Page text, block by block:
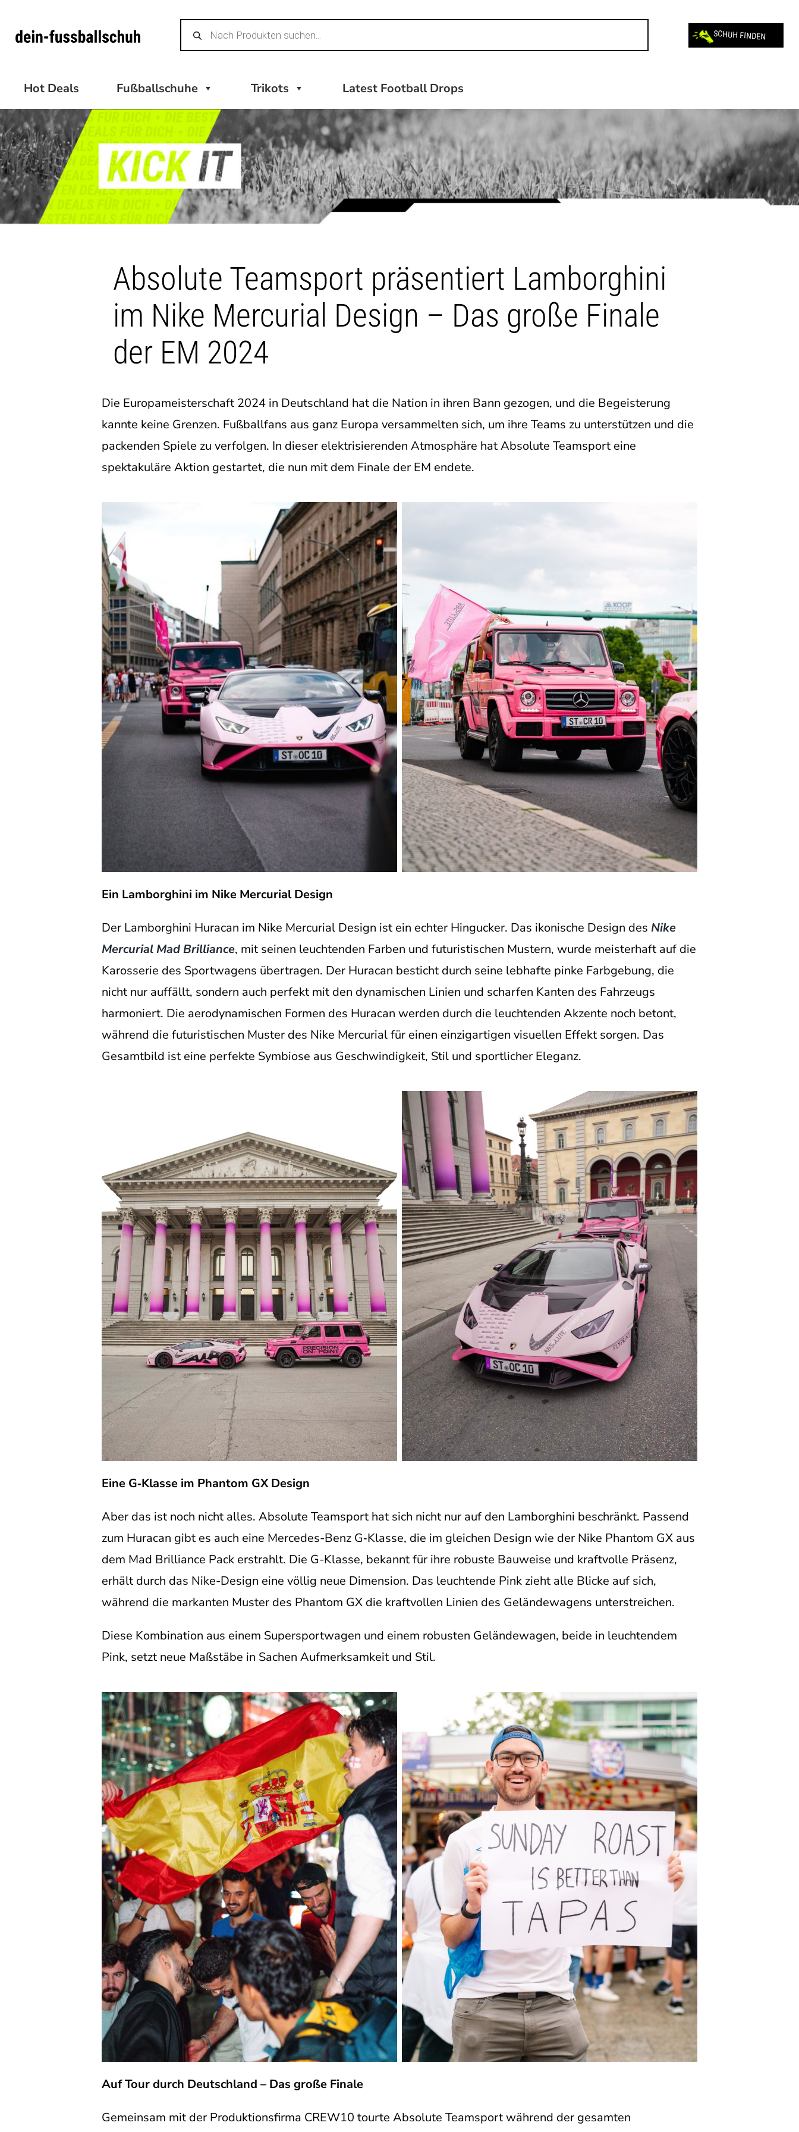
Inhalt
Products
search SCHUH FINDEN
Hot Deals Fußballschuhe Trikots Latest Football Drops
Absolute Teamsport präsentiert Lamborghini
im Nike Mercurial Design – Das große Finale
der EM 2024
Die Europameisterschaft 2024 in Deutschland hat die Nation in ihren Bann gezogen, und die Begeisterung
kannte keine Grenzen. Fußballfans aus ganz Europa versammelten sich, um ihre Teams zu unterstützen und die
packenden Spiele zu verfolgen. In dieser elektrisierenden Atmosphäre hat Absolute Teamsport eine
spektakuläre Aktion gestartet, die nun mit dem Finale der EM endete.
Ein Lamborghini im Nike Mercurial Design
Der Lamborghini Huracan im Nike Mercurial Design ist ein echter Hingucker. Das ikonische Design des Nike
Mercurial Mad Brilliance, mit seinen leuchtenden Farben und futuristischen Mustern, wurde meisterhaft auf die
Karosserie des Sportwagens übertragen. Der Huracan besticht durch seine lebhafte pinke Farbgebung, die
nicht nur auffällt, sondern auch perfekt mit den dynamischen Linien und scharfen Kanten des Fahrzeugs
harmoniert. Die aerodynamischen Formen des Huracan werden durch die leuchtenden Akzente noch betont,
während die futuristischen Muster des Nike Mercurial für einen einzigartigen visuellen Effekt sorgen. Das
Gesamtbild ist eine perfekte Symbiose aus Geschwindigkeit, Stil und sportlicher Eleganz.
Eine G‑Klasse im Phantom GX Design
Aber das ist noch nicht alles. Absolute Teamsport hat sich nicht nur auf den Lamborghini beschränkt. Passend
zum Huracan gibt es auch eine Mercedes-Benz G‑Klasse, die im gleichen Design wie der Nike Phantom GX aus
dem Mad Brilliance Pack erstrahlt. Die G-Klasse, bekannt für ihre robuste Bauweise und kraftvolle Präsenz,
erhält durch das Nike-Design eine völlig neue Dimension. Das leuchtende Pink zieht alle Blicke auf sich,
während die markanten Muster des Phantom GX die kraftvollen Linien des Geländewagens unterstreichen.
Diese Kombination aus einem Supersportwagen und einem robusten Geländewagen, beide in leuchtendem
Pink, setzt neue Maßstäbe in Sachen Aufmerksamkeit und Stil.
Auf Tour durch Deutschland – Das große Finale
Gemeinsam mit der Produktionsfirma CREW10 tourte Absolute Teamsport während der gesamten